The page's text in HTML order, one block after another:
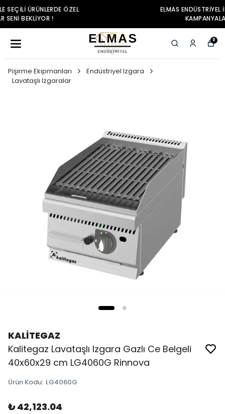
ELMAS ENDÜSTRIYEL ILE SEÇILI ÜRÜNLERDE ÖZEL
0
Pişirme Ekipmanları
Endüstriyel Izgara
Lavataşlı Izgaralar
KALİTEGAZ
Kalitegaz Lavataşlı Izgara Gazlı Ce Belgeli
40x60x29 cm LG4060G Rinnova
Ürün Kodu: LG4060G
₺ 42,123.04